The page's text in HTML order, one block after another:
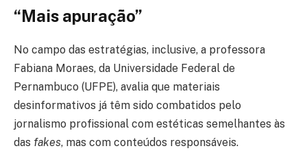
“Mais apuração”
No campo das estratégias, inclusive, a professora
Fabiana Moraes, da Universidade Federal de
Pernambuco (UFPE), avalia que materiais
desinformativos já têm sido combatidos pelo
jornalismo profissional com estéticas semelhantes às
das fakes, mas com conteúdos responsáveis.